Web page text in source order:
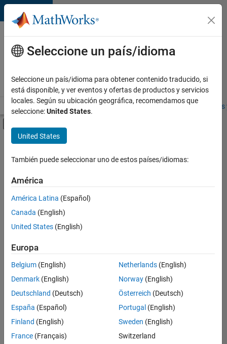
Saltar al contenido
Ofertas
de
empleo
MathWorks
Visión general Búsqueda de empleo Oficinas locales
Contenido principal
FILTRADO POR
Education Marketing
Industry Marketing
Ordenar por
Guardar
empleos
seleccionados
No se
han
traducido
todos
los
Seleccione un país/idioma
Seleccione un país/idioma para obtener contenido traducido, si
está disponible, y ver eventos y ofertas de productos y servicios
locales. Según su ubicación geográfica, recomendamos que
seleccione:United States.
United States
También puede seleccionar uno de estos países/idiomas:
América
América Latina (Español)
Canada (English)
United States (English)
Europa
Belgium (English)
Denmark (English)
Deutschland (Deutsch)
España (Español)
Finland (English)
France (Français)
Netherlands(English)
Norway(English)
Österreich (Deutsch)
Portugal (English)
Sweden (English)
Switzerland